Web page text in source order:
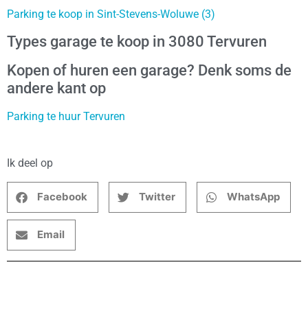
Parking te koop in Sint-Stevens-Woluwe (3)
Types garage te koop in 3080 Tervuren
Kopen of huren een garage? Denk soms de
andere kant op
Parking te huur Tervuren
Ik deel op
Facebook Twitter WhatsApp
Email